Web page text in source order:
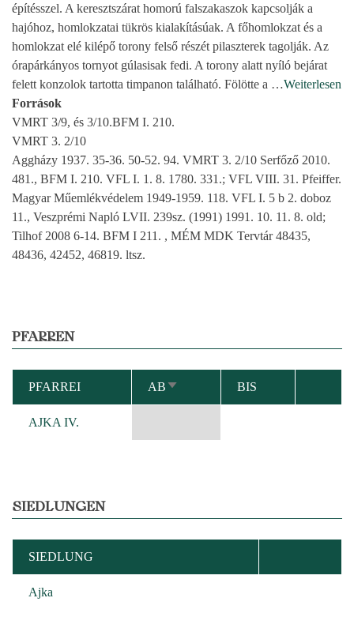
építésszel. A keresztszárat homorú falszakaszok kapcsolják a
hajóhoz, homlokzatai tükrös kialakításúak. A főhomlokzat és a
homlokzat elé kilépő torony felső részét pilaszterek tagolják. Az
órapárkányos tornyot gúlasisak fedi. A torony alatt nyíló bejárat
felett konzolok tartotta timpanon található. Fölötte a …Weiterlesen
Források
VMRT 3/9, és 3/10.BFM I. 210.
VMRT 3. 2/10
Aggházy 1937. 35-36. 50-52. 94. VMRT 3. 2/10 Serfőző 2010.
481., BFM I. 210. VFL I. 1. 8. 1780. 331.; VFL VIII. 31. Pfeiffer.
Magyar Műemlékvédelem 1949-1959. 118. VFL I. 5 b 2. doboz
11., Veszprémi Napló LVII. 239sz. (1991) 1991. 10. 11. 8. old;
Tilhof 2008 6-14. BFM I 211. , MÉM MDK Tervtár 48435,
48436, 42452, 46819. ltsz.
PFARREN
PFARREI ABAUFSTEIGEND
SORTIEREN
BIS
AJKA IV.
SIEDLUNGEN
SIEDLUNG
Ajka